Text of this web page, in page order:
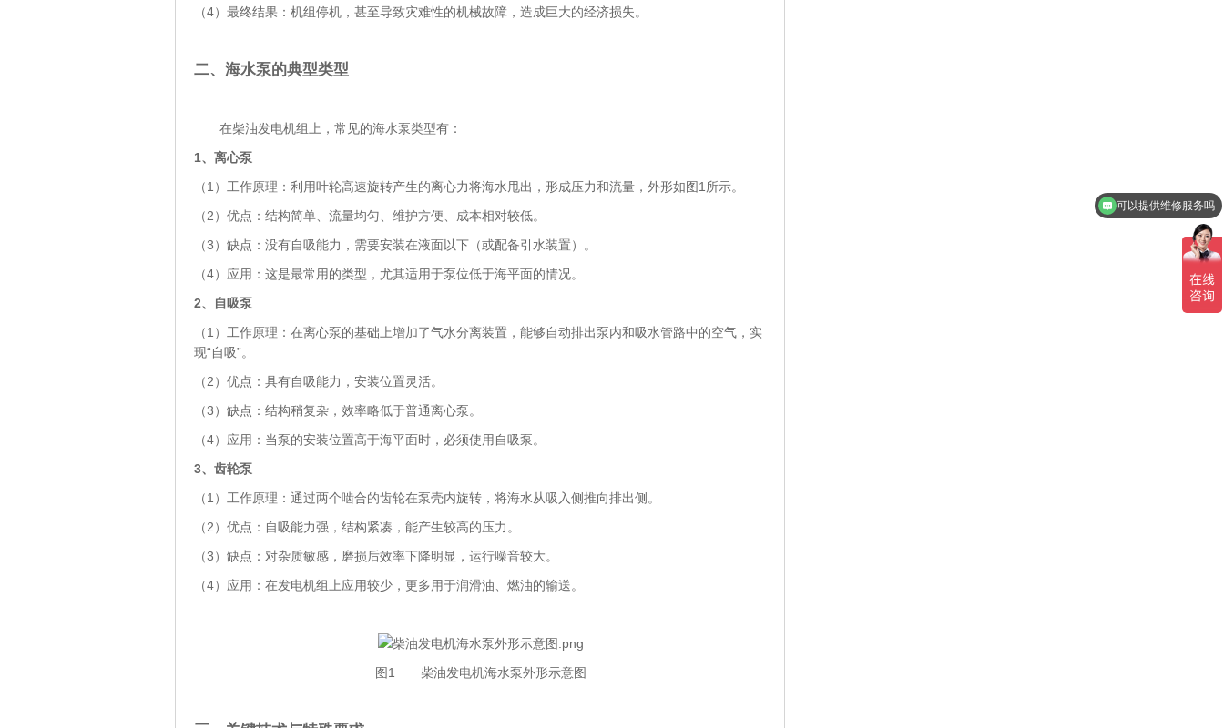
（4）最终结果：机组停机，甚至导致灾难性的机械故障，造成巨大的经济损失。
二、海水泵的典型类型
在柴油发电机组上，常见的海水泵类型有：
1、 离心泵
（1）工作原理：利用叶轮高速旋转产生的离心力将海水甩出，形成压力和流量，外形如图1所示。
（2）优点：结构简单、流量均匀、维护方便、成本相对较低。
（3）缺点：没有自吸能力，需要安装在液面以下（或配备引水装置）。
（4）应用：这是最常用的类型，尤其适用于泵位低于海平面的情况。
2、
自吸泵
（1）工作原理：在离心泵的基础上增加了气水分离装置，能够自动排出泵内和吸水管路中的空气，实
现“自吸”。
（2）优点：具有自吸能力，安装位置灵活。
（3）缺点：结构稍复杂，效率略低于普通离心泵。
（4）应用：当泵的安装位置高于海平面时，必须使用自吸泵。
3、 齿轮泵
（1）工作原理：通过两个啮合的齿轮在泵壳内旋转，将海水从吸入侧推向排出侧。
（2）优点：自吸能力强，结构紧凑，能产生较高的压力。
（3）缺点：对杂质敏感，磨损后效率下降明显，运行噪音较大。
（4）应用：在发电机组上应用较少，更多用于润滑油、燃油的输送。
图1 柴油发电机海水泵外形示意图
可以提供维修服务吗